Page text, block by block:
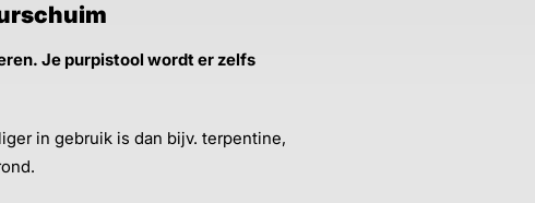
Je purpistool wordt er zelfs
in gebruik is dan bijv. terpentine,